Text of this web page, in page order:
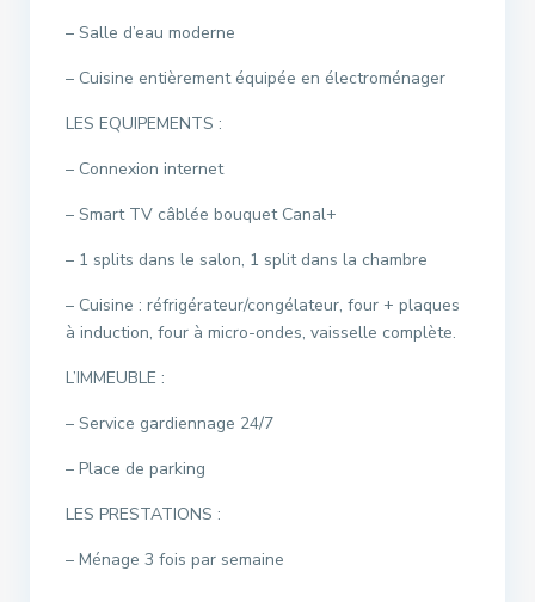
– Salle d’eau moderne
– Cuisine entièrement équipée en électroménager
LES EQUIPEMENTS :
– Connexion internet
– Smart TV câblée bouquet Canal+
– 1 splits dans le salon, 1 split dans la chambre
– Cuisine : réfrigérateur/congélateur, four + plaques
à induction, four à micro-ondes, vaisselle complète.
L’IMMEUBLE :
– Service gardiennage 24/7
– Place de parking
LES PRESTATIONS :
– Ménage 3 fois par semaine